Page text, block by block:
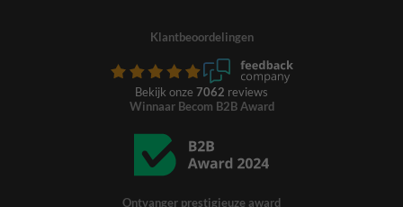
Klantbeoordelingen
Bekijk onze 7062 reviews
Winnaar Becom B2B Award
Ontvanger prestigieuze award